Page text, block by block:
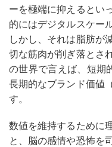
ーを極端に抑えるとい
的にはデジタルスケー
しかし、それは脂肪が
切な筋肉が削ぎ落とさ
の世界で言えば、短期
長期的なブランド価値
す。
数値を維持するために
と、脳の感情や恐怖を